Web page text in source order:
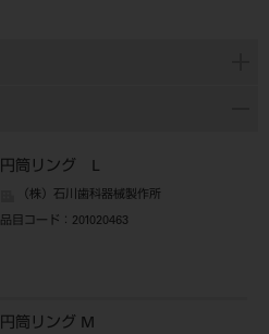
円筒リング L
（株）石川歯科器械製作所
品目コード ：201020463
円筒リング M